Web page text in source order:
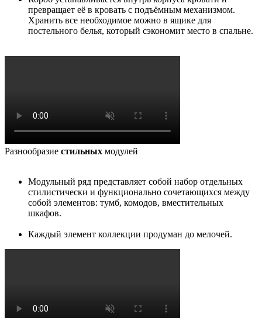
превращает её в кровать с подъёмным механизмом.
Хранить все необходимое можно в ящике для
постельного белья, который сэкономит место в спальне.
Разнообразие стильных модулей
Модульный ряд представляет собой набор отдельных
стилистически и функционально сочетающихся между
собой элементов: тумб, комодов, вместительных
шкафов.
Каждый элемент коллекции продуман до мелочей.